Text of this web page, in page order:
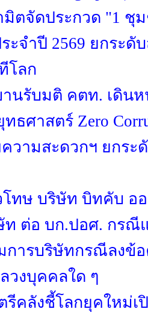
มิตจัดประกวด "1 ชุ
ระจำปี 2569 ยกระ
โลก
านรับมติ คตท. เดิน
ธศาสตร์ Zero
วามสะดวกฯ ยกระ
โทษ บริษัท บิทคับ อ
ท ต่อ บก.ปอศ. กรณี
การบริษัทกรณีลงข้อ
วงบุคคลใด ๆ
รีคลังชี้โลกยุคใหม่เ